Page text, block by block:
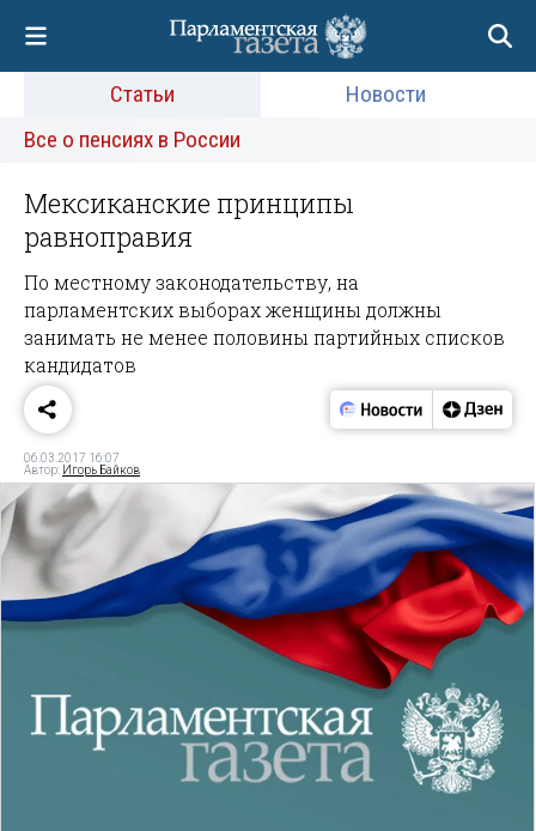
Статьи
Новости
Все о пенсиях в России
Мексиканские принципы
равноправия
По местному законодательству, на
парламентских выборах женщины должны
занимать не менее половины партийных списков
кандидатов
06.03.2017 16:07
Автор: Игорь Байков